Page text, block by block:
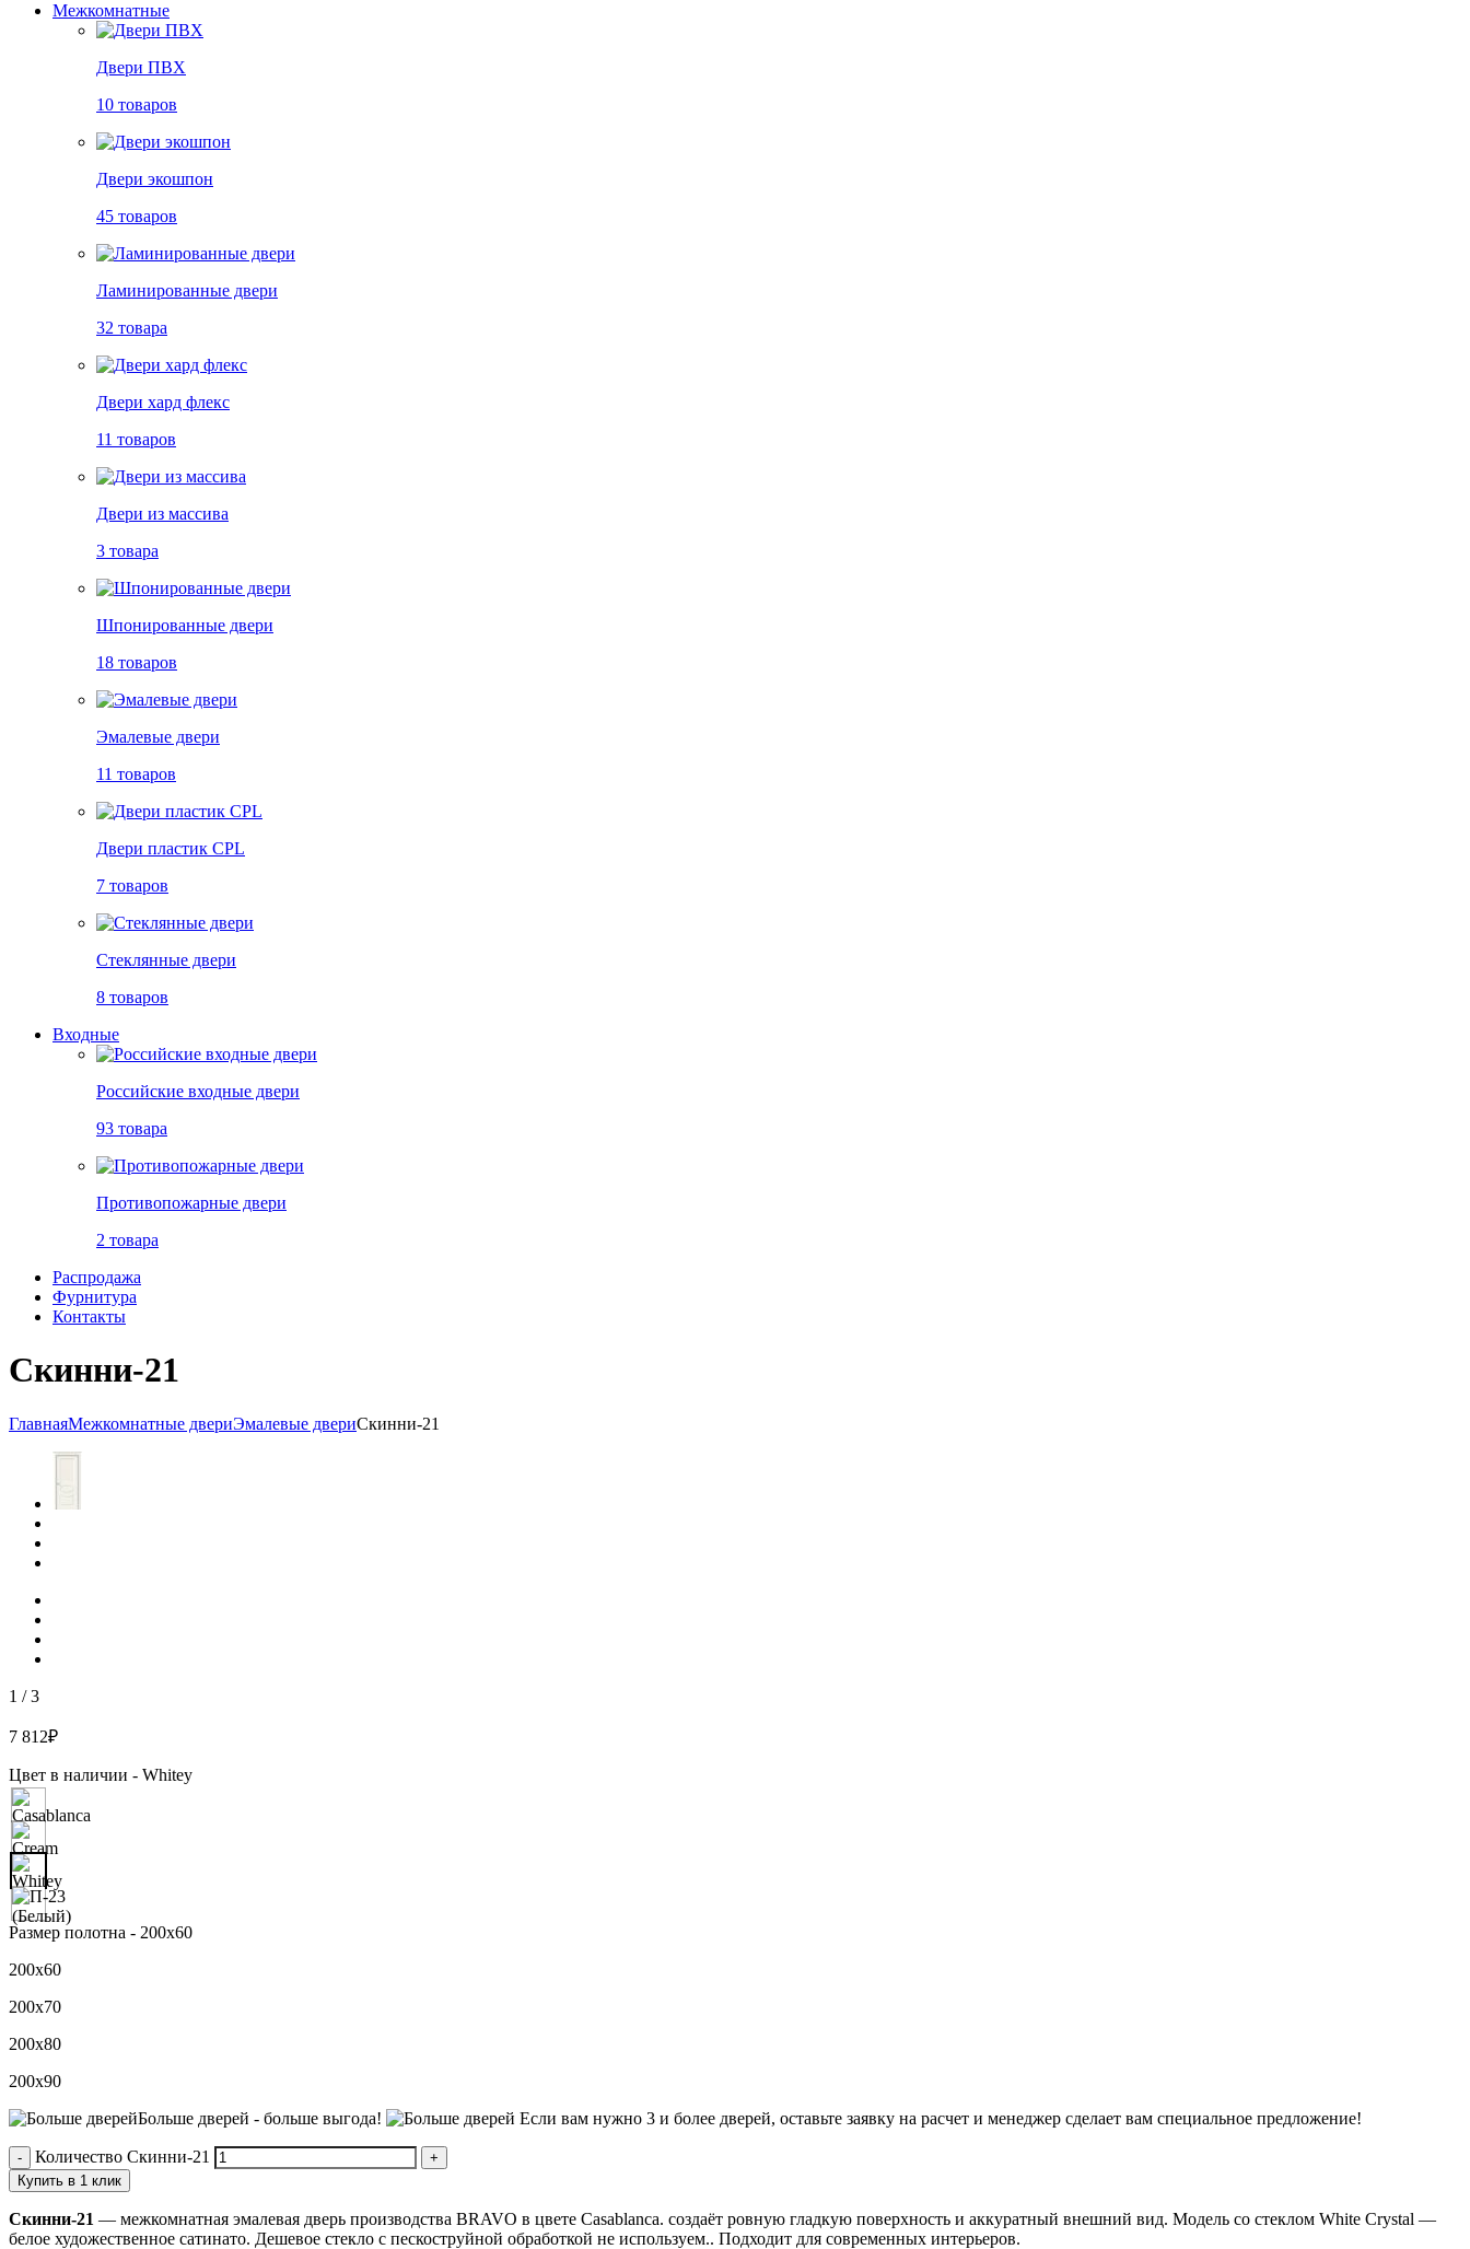
Межкомнатные
Двери ПВХ
10 товаров
Двери экошпон
45 товаров
Ламинированные двери
32 товара
Двери хард флекс
11 товаров
Двери из массива
3 товара
Шпонированные двери
18 товаров
Эмалевые двери
11 товаров
Двери пластик CPL
7 товаров
Стеклянные двери
8 товаров
Входные
Российские входные двери
93 товара
Противопожарные двери
2 товара
Распродажа
Фурнитура
Контакты
Скинни-21
ГлавнаяМежкомнатные двериЭмалевые двериСкинни-21
1 /3
7 812₽
Цвет в наличии - Whitey
Размер полотна - 200х60
200х60
200х70
200х80
200х90
Больше дверей - больше выгода! Если вам нужно 3 и более дверей, оставьте заявку на расчет и менеджер сделает вам специальное предложение!
Количество Скинни-21
Купить в 1 клик
Скинни-21 — межкомнатная эмалевая дверь производства BRAVO в цвете Casablanca. создаёт ровную гладкую поверхность и аккуратный внешний вид. Модель со стеклом White Сrystal —
белое художественное сатинато. Дешевое стекло с пескоструйной обработкой не используем.. Подходит для современных интерьеров.